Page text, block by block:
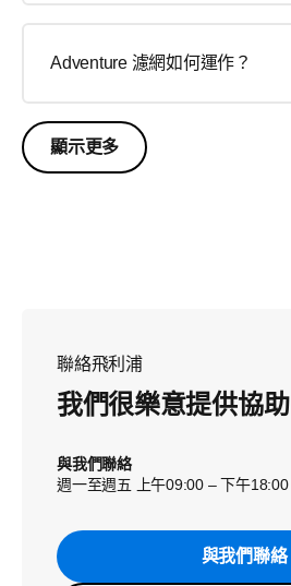
Adventure 濾網如何運作？
顯示更多
聯絡飛利浦
我們很樂意提供協助
與我們聯絡
週一至週五 上午09:00 – 下午18:00
與我們聯絡